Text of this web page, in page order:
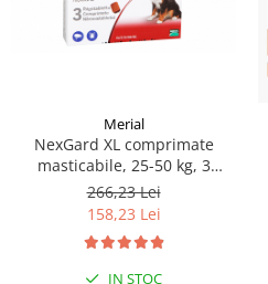
Merial
NexGard XL comprimate
masticabile, 25-50 kg, 3
comprimate
266,23 Lei
158,23 Lei
IN STOC